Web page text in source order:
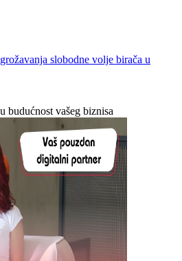
slobodne volje birača u
budućnost vašeg biznisa